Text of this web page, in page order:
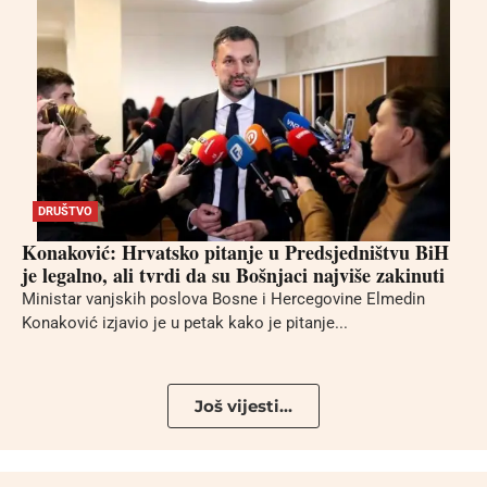
DRUŠTVO
Konaković: Hrvatsko pitanje u Predsjedništvu BiH
je legalno, ali tvrdi da su Bošnjaci najviše zakinuti
Ministar vanjskih poslova Bosne i Hercegovine Elmedin
Konaković izjavio je u petak kako je pitanje...
Još vijesti...